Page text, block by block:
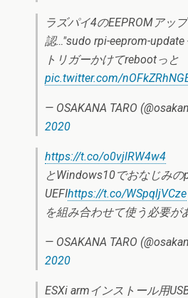
ラズパイ4のEEPROMアッ
認…"sudo rpi-eeprom-update
トリガーかけてrebootっと
pic.twitter.com/
— OSAKANA TARO
2020
https://t.co/o0vjlRW4w4
とWindows10でおなじみの
UEFIhttps://t.co/WSpqljVCze
を組み合わせて使う必要が
— OSAKANA TARO
2020
ESXi armインストール用